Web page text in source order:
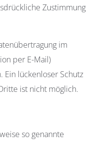
Zustimmung
im
per E-Mail)
Ein lückenloser Schutz
ist nicht möglich.
so genannte